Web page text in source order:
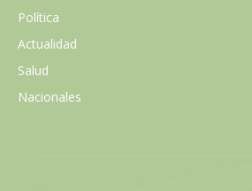
Política
Actualidad
Salud
Nacionales